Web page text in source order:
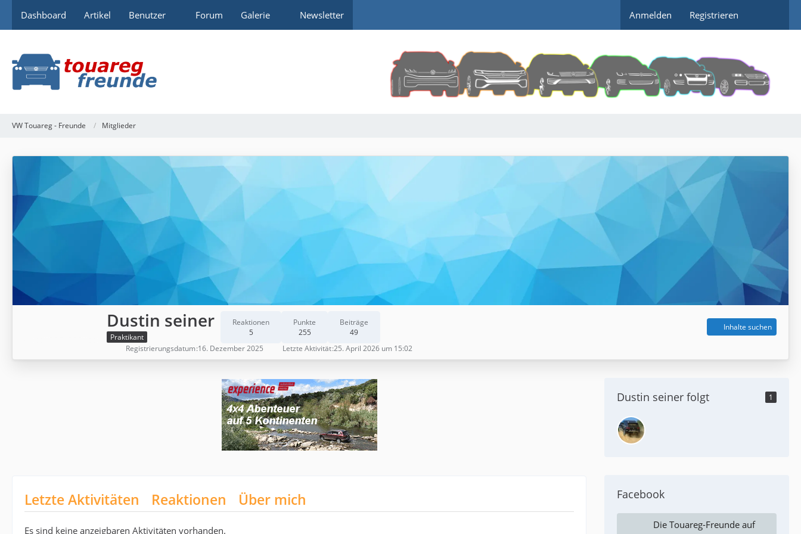
Dashboard Artikel Benutzer Forum Galerie Newsletter Anmelden Registrieren
VW Touareg - Freunde Mitglieder
Dustin seiner
Praktikant
Reaktionen
5
Punkte
255
Beiträge
49
Inhalte suchen
Registrierungsdatum 16. Dezember 2025 Letzte Aktivität 25. April 2026 um 15:02
Letzte Aktivitäten Reaktionen Über mich
Es sind keine anzeigbaren Aktivitäten vorhanden.
Dustin seiner folgt 1
Facebook
Die Touareg-Freunde auf